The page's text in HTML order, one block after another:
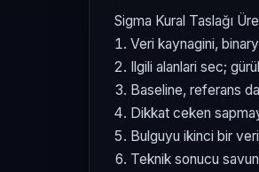
Sigma Kural Taslağı
Veri kaynagini,
Ilgili alanlari sec;
Baseline, referans
Dikkat ceken
Bulguyu ikinci bir
Teknik sonucu